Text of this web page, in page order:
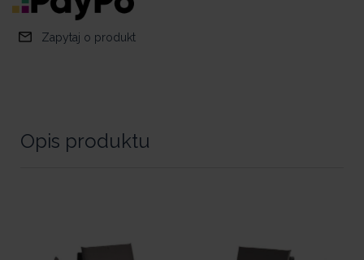
Zapytaj o produkt
Opis produktu